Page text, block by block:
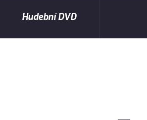
Hudební DVD